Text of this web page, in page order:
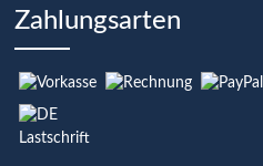
Zahlungsarten